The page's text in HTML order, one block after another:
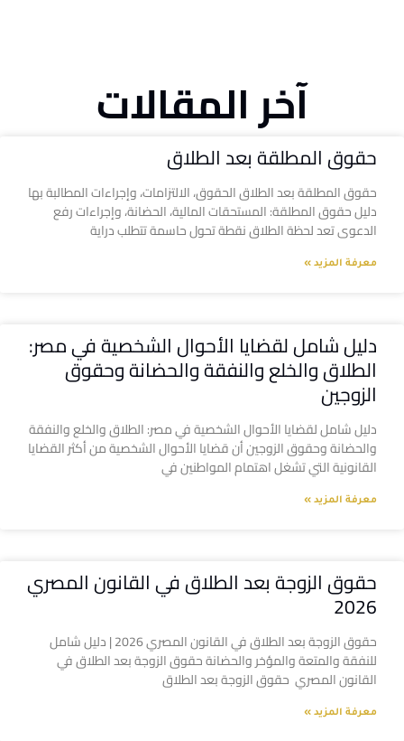
آخر المقالات
حقوق المطلقة بعد الطلاق
حقوق المطلقة بعد الطلاق الحقوق، الالتزامات، وإجراءات المطالبة بها
دليل حقوق المطلقة: المستحقات المالية، الحضانة، وإجراءات رفع
الدعوى تعد لحظة الطلاق نقطة تحول حاسمة تتطلب دراية
معرفة المزيد »
دليل شامل لقضايا الأحوال الشخصية في مصر:
الطلاق والخلع والنفقة والحضانة وحقوق
الزوجين
دليل شامل لقضايا الأحوال الشخصية في مصر: الطلاق والخلع والنفقة
والحضانة وحقوق الزوجين أن قضايا الأحوال الشخصية من أكثر القضايا
القانونية التي تشغل اهتمام المواطنين في
معرفة المزيد »
حقوق الزوجة بعد الطلاق في القانون المصري
2026
حقوق الزوجة بعد الطلاق في القانون المصري 2026 | دليل شامل
للنفقة والمتعة والمؤخر والحضانة حقوق الزوجة بعد الطلاق في
القانون المصري حقوق الزوجة بعد الطلاق
معرفة المزيد »